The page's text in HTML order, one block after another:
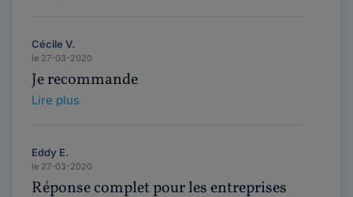
Cécile V.
le 27-03-2020
Je recommande
Lire plus
Eddy E.
le 27-03-2020
Réponse complet pour les entreprises